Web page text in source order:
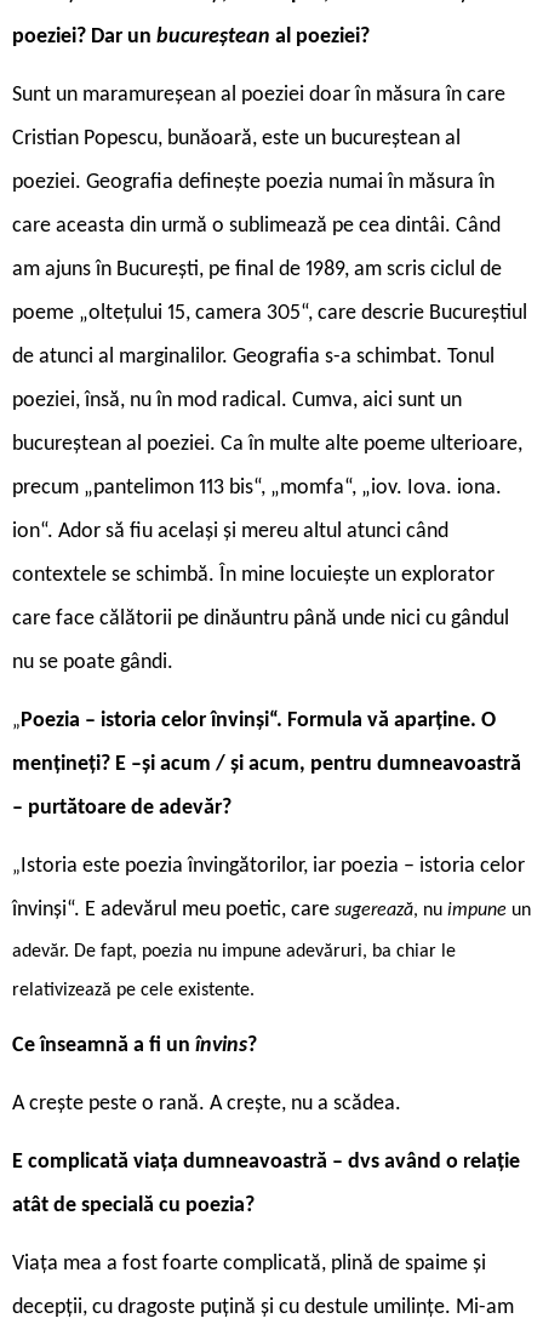
poeziei? Dar un bucureștean al poeziei?
Sunt un maramureșean al poeziei doar în măsura în care
Cristian Popescu, bunăoară, este un bucureștean al
poeziei. Geografia definește poezia numai în măsura în
care aceasta din urmă o sublimează pe cea dintâi. Când
am ajuns în București, pe final de 1989, am scris ciclul de
poeme „oltețului 15, camera 305“, care descrie Bucureștiul
de atunci al marginalilor. Geografia s-a schimbat. Tonul
poeziei, însă, nu în mod radical. Cumva, aici sunt un
bucureștean al poeziei. Ca în multe alte poeme ulterioare,
precum „pantelimon 113 bis“, „momfa“, „iov. Iova. iona.
ion“. Ador să fiu același și mereu altul atunci când
contextele se schimbă. În mine locuiește un explorator
care face călătorii pe dinăuntru până unde nici cu gândul
nu se poate gândi.
„ Poezia – istoria celor învinși“. Formula vă aparține. O
mențineți? E –și acum / și acum, pentru dumneavoastră
– purtătoare de adevăr?
„ Istoria este poezia învingătorilor, iar poezia – istoria celor
învinși“. E adevărul meu poetic, care sugerează, nu impune un
adevăr. De fapt, poezia nu impune adevăruri, ba chiar le
relativizează pe cele existente.
Ce înseamnă a fi un învins?
A crește peste o rană. A crește, nu a scădea.
E complicată viața dumneavoastră – dvs având o relație
atât de specială cu poezia?
Viața mea a fost foarte complicată, plină de spaime și
decepții, cu dragoste puțină și cu destule umilințe. Mi-am